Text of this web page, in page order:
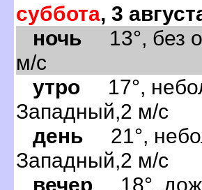
суббота, 3
ночь 13°, без
м/с
утро 17°,
Западный,2 м/с
день 21°,
Западный,2 м/с
вечер 18°,